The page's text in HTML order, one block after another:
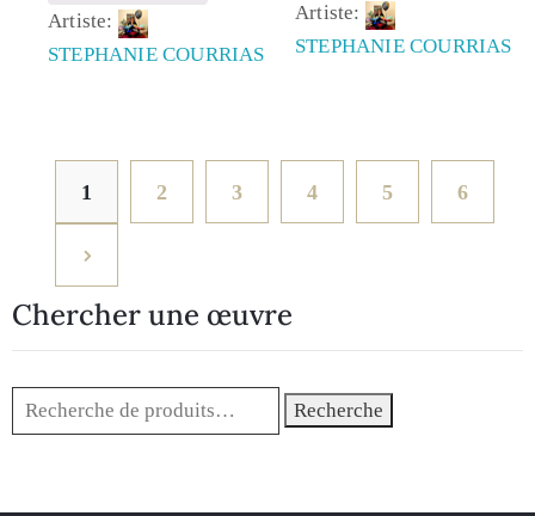
Artiste:
STEPHANIE COURRIAS
Artiste:
STEPHANIE COURRIAS
1 2 3 4 5 6
Chercher une œuvre
Recherche